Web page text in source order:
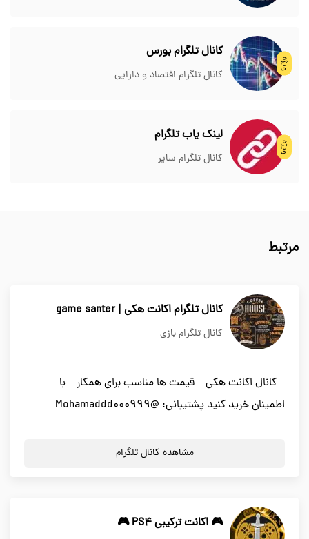
ویژه
کانال تلگرام بورس
کانال تلگرام اقتصاد و دارایی
ویژه
لینک یاب تلگرام
کانال تلگرام سایر
مرتبط
کانال تلگرام اکانت هکی | game santer
کانال تلگرام بازی
– کانال اکانت هکی – قیمت ها مناسب برای همکار – با
اطمینان خرید کنید پشتیبانی: @Mohamaddd000999
مشاهده کانال تلگرام
🎮 اکانت ترکیبی PS4 🎮